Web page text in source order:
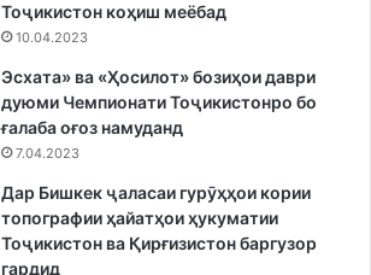
Тоҷикистон коҳиш меёбад
10.04.2023
Эсхата» ва «Ҳосилот» бозиҳои даври
дуюми Чемпионати Тоҷикистонро бо
ғалаба оғоз намуданд
7.04.2023
Дар Бишкек ҷаласаи гурӯҳҳои кории
топографии ҳайатҳои ҳукуматии
Тоҷикистон ва Қирғизистон баргузор
гардид